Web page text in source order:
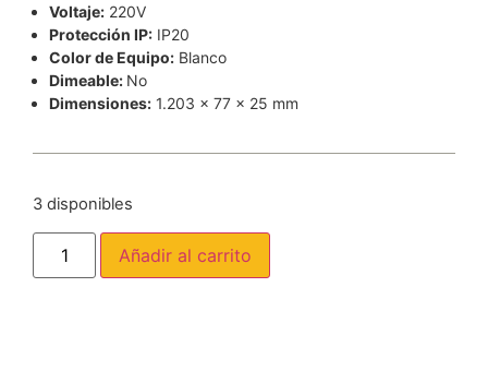
Voltaje: 220V
Protección IP: IP20
Color de Equipo: Blanco
Dimeable: No
Dimensiones: 1.203 x 77 x 25 mm
3 disponibles
Añadir al carrito